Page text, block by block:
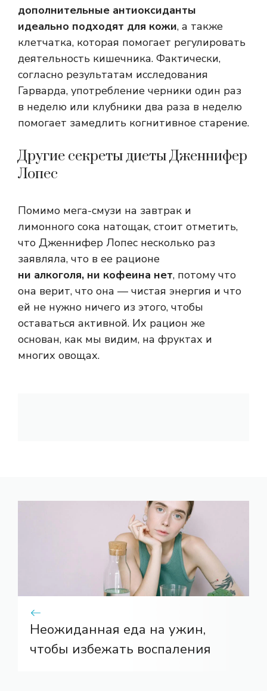
дополнительные антиоксиданты
идеально подходят для кожи, а также
клетчатка, которая помогает регулировать
деятельность кишечника. Фактически,
согласно результатам исследования
Гарварда, употребление черники один раз
в неделю или клубники два раза в неделю
помогает замедлить когнитивное старение.
Другие секреты диеты Дженнифер
Лопес
Помимо мега-смузи на завтрак и
лимонного сока натощак, стоит отметить,
что Дженнифер Лопес несколько раз
заявляла, что в ее рационе
ни алкоголя, ни кофеина нет, потому что
она верит, что она — чистая энергия и что
ей не нужно ничего из этого, чтобы
оставаться активной. Их рацион же
основан, как мы видим, на фруктах и ​​
многих овощах.
Неожиданная еда на ужин,
чтобы избежать воспаления